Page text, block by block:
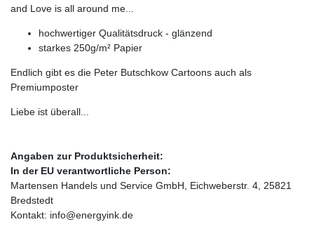
and Love is all around me...
hochwertiger Qualitätsdruck - glänzend
starkes 250g/m² Papier
Endlich gibt es die Peter Butschkow Cartoons auch als
Premiumposter
Liebe ist überall...
Angaben zur Produktsicherheit:
In der EU verantwortliche Person:
Martensen Handels und Service GmbH, Eichweberstr. 4, 25821
Bredstedt
Kontakt: info@energyink.de